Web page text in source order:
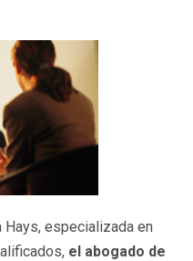
Hays, especializada en
el abogado de